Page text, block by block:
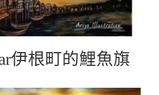
伊根町的鯉魚旗